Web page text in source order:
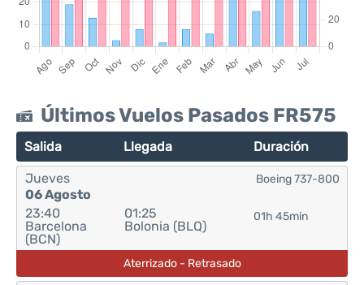
Últimos Vuelos Pasados FR575
Salida Llegada Duración
Jueves
06 Agosto
23:40
Barcelona
(BCN)
01:25
Bolonia (BLQ)
01h 45min
Boeing 737-800
Aterrizado - Retrasado